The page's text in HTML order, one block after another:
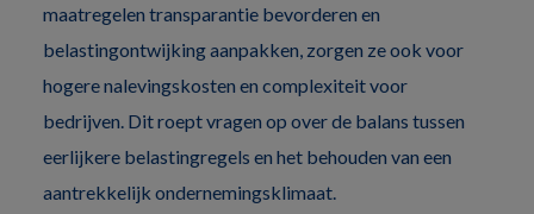
maatregelen transparantie bevorderen en
belastingontwijking aanpakken, zorgen ze ook voor
hogere nalevingskosten en complexiteit voor
bedrijven. Dit roept vragen op over de balans tussen
eerlijkere belastingregels en het behouden van een
aantrekkelijk ondernemingsklimaat.